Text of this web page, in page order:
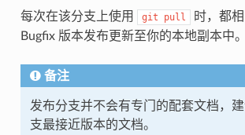
每次在该分支上使用 git pull
时，都
Bugfix 版本发布更新至你的本地副本中。
备注
发布分支并不会有专门的配套文档，
支最接近版本的文档。